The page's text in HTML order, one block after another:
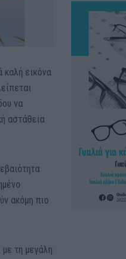
καλή εικόνα
να
αστάθεια
ακόμη πιο
με τη μεγάλη